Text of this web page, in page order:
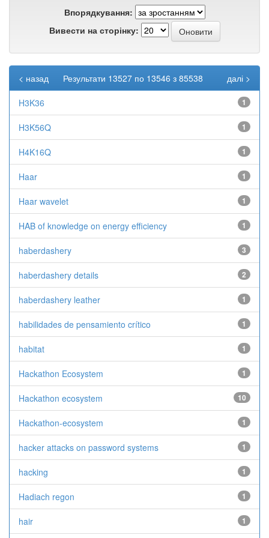
Впорядкування:
Вивести на сторінку:
Результати 13527 по 13546 з 85538
< назад далі >
H3K36 1
H3K56Q 1
H4K16Q 1
Haar 1
Haar wavelet 1
HAB of knowledge on energy efficiency 1
haberdashery 3
haberdashery details 2
haberdashery leather 1
habilidades de pensamiento crítico 1
habitat 1
Hackathon Ecosystem 1
Hackathon ecosystem 10
Hackathon-ecosystem 1
hacker attacks on password systems 1
hacking 1
Hadiach regon 1
hair 1